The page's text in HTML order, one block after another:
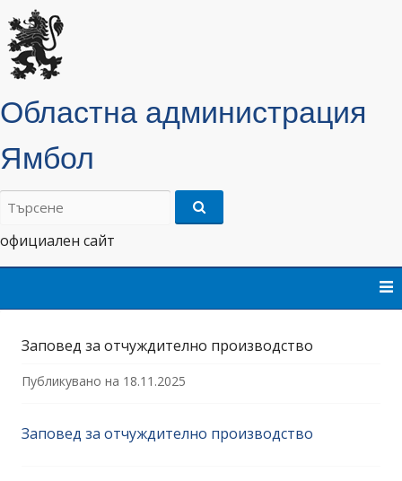
Областна администрация
Ямбол
Търсене
официален сайт
Заповед за отчуждително производство
Публикувано на 18.11.2025
Заповед за отчуждително производство